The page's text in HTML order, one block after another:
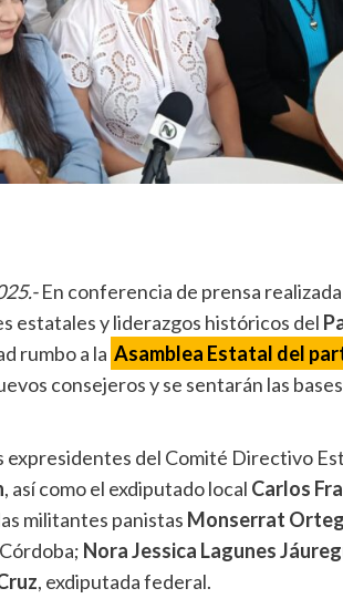
En conferencia de prensa
estatales y liderazgos históricos del
rumbo a la Asamblea Estatal del
consejeros y se sentarán las
del Comité Directivo
, así como el exdiputado local Carlos
militantes panistas Monserrat
Nora Jessica Lagunes
, exdiputada federal.